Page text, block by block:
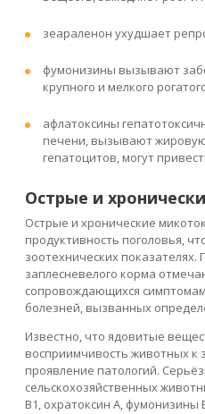
зеараленон ухудшает
фумонизины вызывают
крупного и мелкого
афлатоксины
печени, вызывают
гепатоцитов, могут
Острые и
Острые и хронические
продуктивность поголовья,
зоотехнических показателях.
заплесневелого корма
сопровождающихся
болезней, вызванных
Известно, что ядовитые
восприимчивость животных к
проявление патологий.
сельскохозяйственных
B1, охратоксин A, фумонизины